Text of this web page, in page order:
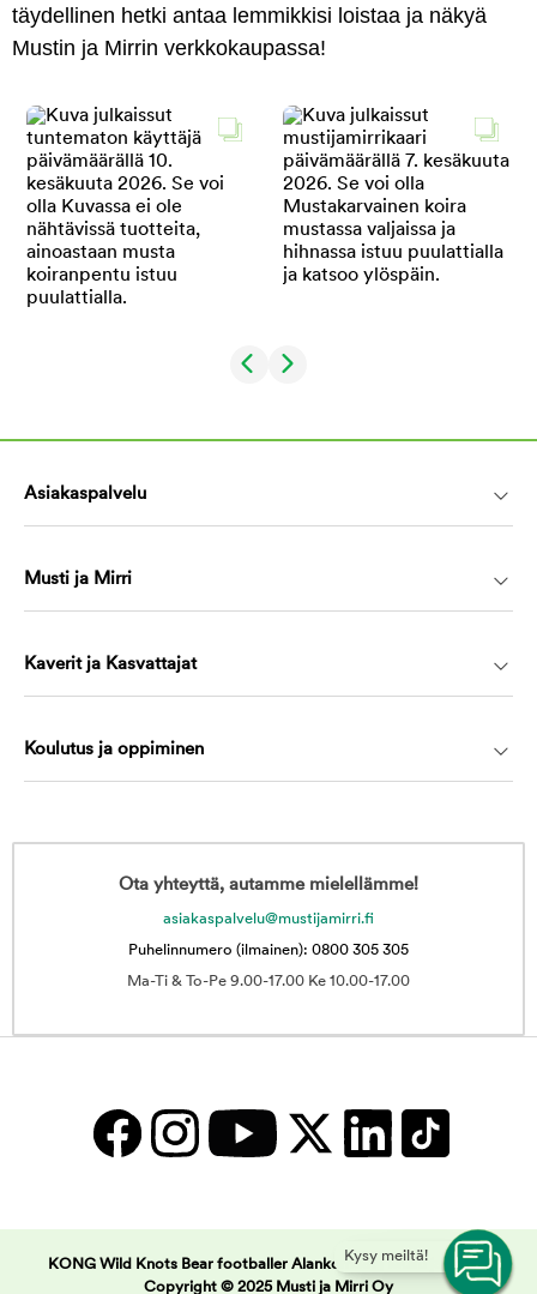
täydellinen hetki antaa lemmikkisi loistaa ja näkyä
Mustin ja Mirrin verkkokaupassa!
Kysy meiltä!
Asiakaspalvelu
Musti ja Mirri
Kaverit ja Kasvattajat
Koulutus ja oppiminen
Ota yhteyttä, autamme mielellämme!
asiakaspalvelu@mustijamirri.fi
Puhelinnumero (ilmainen): 0800 305 305
Ma-Ti & To-Pe 9.00-17.00 Ke 10.00-17.00
KONG Wild Knots Bear footballer Alankomaat | Musti ja Mirri -
Copyright © 2025 Musti ja Mirri Oy